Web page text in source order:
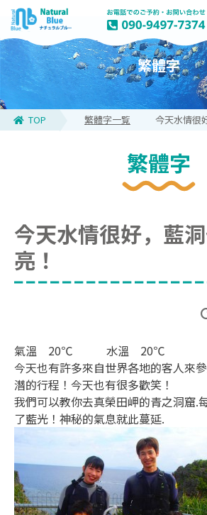
繁體字
TOP 繁體字一覧 今天水情很
繁體字
今天水情很好，藍
亮！
氣溫 20℃ 水溫 20℃
今天也有許多來自世界各地的客人來
潛的行程！今天也有很多歡笑！
我們可以教你去真榮田岬的青之洞窟.
了藍光！神秘的氣息就此蔓延.